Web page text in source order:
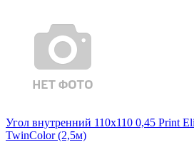
Угол внутренний 110х110 0,45 Print
TwinColor (2,5м)